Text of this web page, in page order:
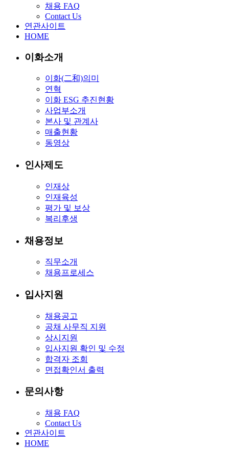
채용 FAQ
Contact Us
연관사이트
HOME
이화소개
이화(二和)의미
연혁
이화 ESG 추진현황
사업부소개
본사 및 관계사
매출현황
동영상
인사제도
인재상
인재육성
평가 및 보상
복리후생
채용정보
직무소개
채용프로세스
입사지원
채용공고
공채 사무직 지원
상시지원
입사지원 확인 및 수정
합격자 조회
면접확인서 출력
문의사항
채용 FAQ
Contact Us
연관사이트
HOME